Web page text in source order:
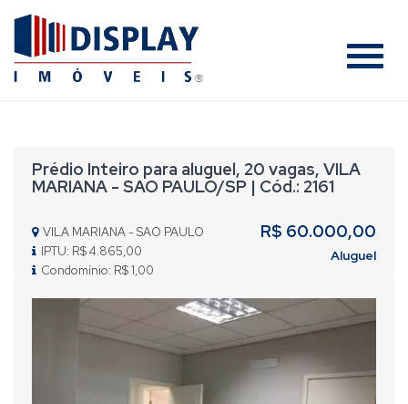
#
Prédio Inteiro para aluguel, 20 vagas, VILA
MARIANA - SAO PAULO/SP | Cód.: 2161
VILA MARIANA - SAO PAULO
IPTU: R$ 4.865,00
Condomínio: R$ 1,00
R$ 60.000,00
Aluguel